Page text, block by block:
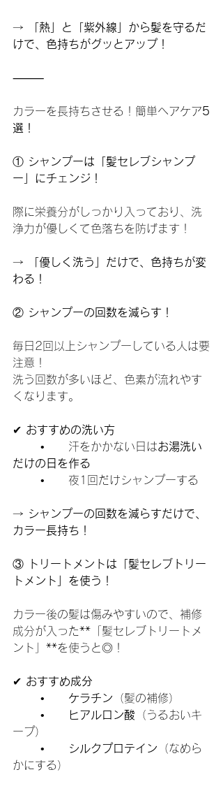
→
「熱」と「紫外線」から髪を守るだ
けで、色持ちがグッとアップ！
⸻
カラーを長持ちさせる！簡単ヘアケア5
選！
① シャンプーは「髪セレブシャンプ
ー」にチェンジ！
際に栄養分がしっかり入っており、洗
浄力が優しくて色落ちを防げます！
→
「優しく洗う」だけで、色持ちが変
わる！
② シャンプーの回数を減らす！
毎日2回以上シャンプーしている人は要
注意！
洗う回数が多いほど、色素が流れやす
くなります。
✔ おすすめの洗い方
	•	汗をかかない日は
お湯洗い
だけの日を作る
	•	夜1回だけシャンプーする
→ シャンプーの回数を減らすだけで、
カラー長持ち！
③ トリートメントは「髪セレブトリー
トメント」を使う！
カラー後の髪は傷みやすいので、補修
成分が入った**「髪セレブトリートメ
ント」**を使うと◎！
✔ おすすめ成分
ケラチン （髪の補修）
ヒアルロン酸 （うるおいキ
ープ）
シルクプロテイン （なめら
かにする）